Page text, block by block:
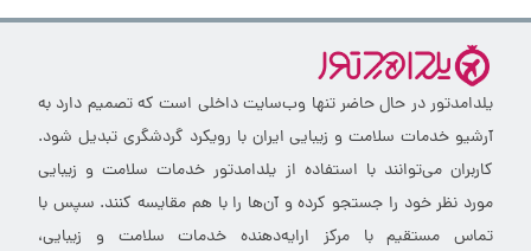
یلدامدتور در حال حاضر تنها وب‌سایت داخلی است که تصمیم دارد به
آرشیو خدمات سلامت و زیبایی ایران با رویکرد گردشگری تبدیل شود.
کاربران می‌توانند با استفاده از یلدامدتور خدمات سلامت و زیبایی
مورد نظر خود را جستجو کرده و آن‌ها را با هم مقایسه کنند. سپس با
تماس مستقیم با مرکز ارایه‌دهنده خدمات سلامت و زیبایی،